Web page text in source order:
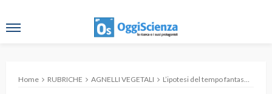
Home RUBRICHE AGNELLI VEGETALI L’ipotesi del tempo fantasma